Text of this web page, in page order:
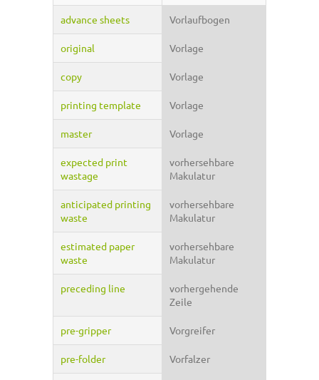
advance sheets Vorlaufbogen
original Vorlage
copy Vorlage
printing template Vorlage
master Vorlage
expected print
wastage
vorhersehbare
Makulatur
anticipated printing
waste
vorhersehbare
Makulatur
estimated paper
waste
vorhersehbare
Makulatur
preceding line
vorhergehende
Zeile
pre-gripper Vorgreifer
pre-folder Vorfalzer